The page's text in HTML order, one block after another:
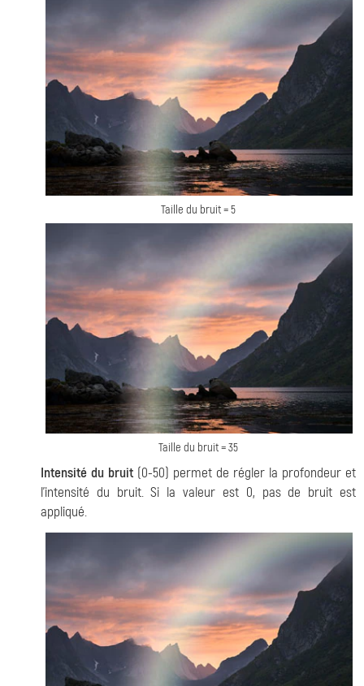
Taille du bruit = 5
Taille du bruit = 35
Intensité du bruit (0-50) permet de régler la profondeur et
l'intensité du bruit. Si la valeur est 0, pas de bruit est
appliqué.